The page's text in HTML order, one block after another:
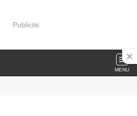
Publicité
MENU